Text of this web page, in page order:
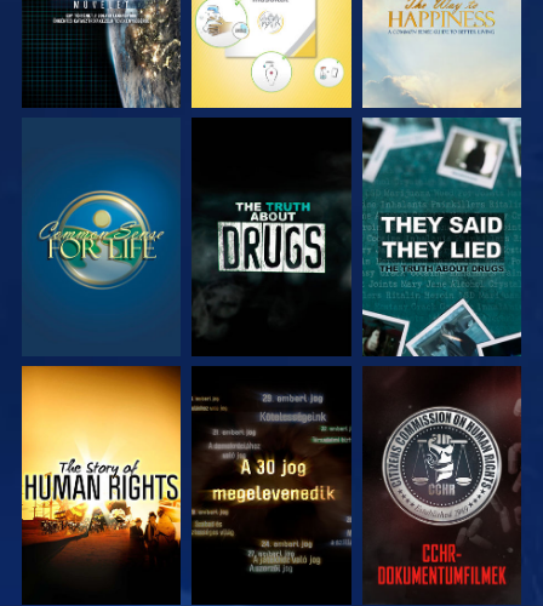
MŰSORNÉZÉS MŰSORNÉZÉS MŰSORNÉZÉS
MŰSORNÉZÉS MŰSORNÉZÉS MŰSORNÉZÉS